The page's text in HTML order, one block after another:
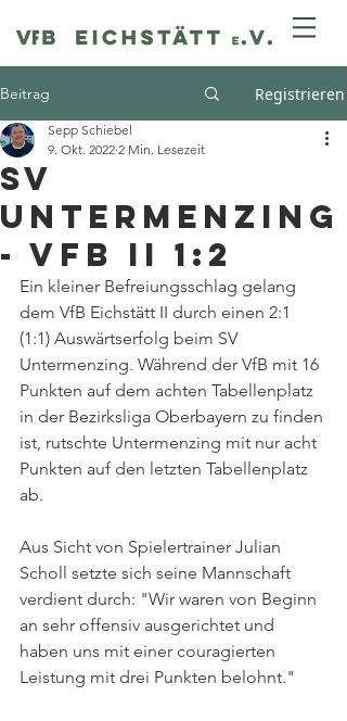
Beitrag Registrieren
SV
Untermenzing
- VfB II 1:2
Sepp Schiebel
9. Okt. 2022 2 Min. Lesezeit
Ein kleiner Befreiungsschlag gelang
dem VfB Eichstätt II durch einen 2:1
(1:1) Auswärtserfolg beim SV
Untermenzing. Während der VfB mit 16
Punkten auf dem achten Tabellenplatz
in der Bezirksliga Oberbayern zu finden
ist, rutschte Untermenzing mit nur acht
Punkten auf den letzten Tabellenplatz
ab.
Aus Sicht von Spielertrainer Julian
Scholl setzte sich seine Mannschaft
verdient durch: "Wir waren von Beginn
an sehr offensiv ausgerichtet und
haben uns mit einer couragierten
Leistung mit drei Punkten belohnt."